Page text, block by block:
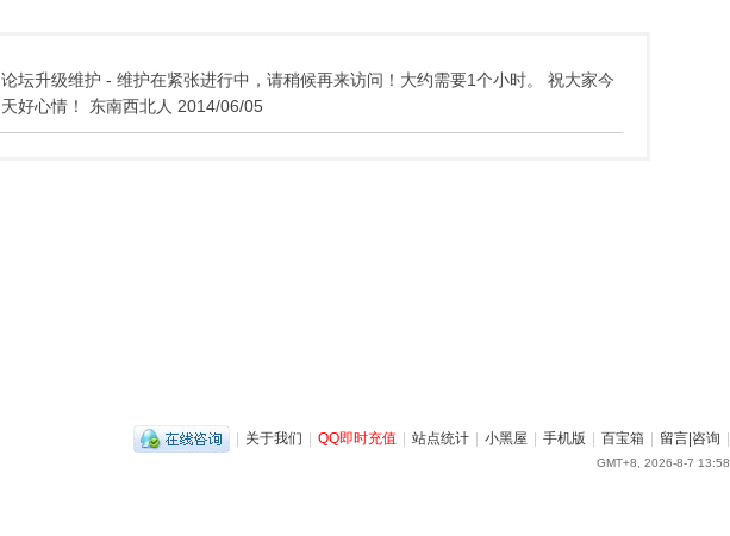
论坛升级维护 - 维护在紧张进行中，请稍候再来访问！大约需要1个小时。 祝大家今
天好心情！ 东南西北人 2014/06/05
| 关于我们 | QQ即时充值 | 站点统计 | 小黑屋 | 手机版 | 百宝箱 | 留言|咨询 |
GMT+8, 2026-8-7 13:58